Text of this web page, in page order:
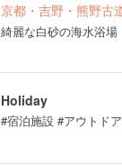
京都・吉野・熊野古
綺麗な白砂の海水浴場
Holiday
#宿泊施設 #アウトド